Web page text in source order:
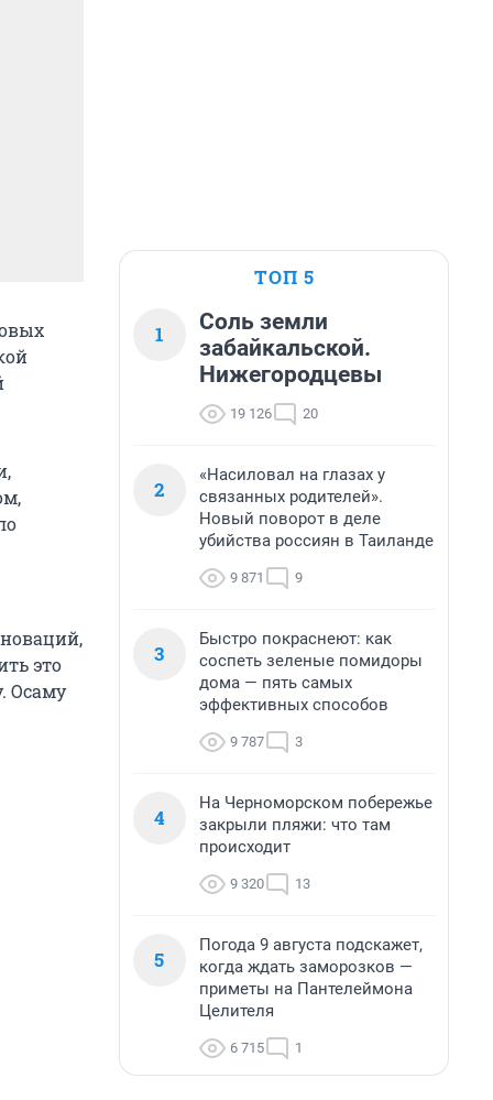
это
Осаму
ТОП 5
1
Соль земли
забайкальской.
Нижегородцевы
19 126 20
2
«Насиловал на глазах у
связанных родителей».
Новый поворот в деле
убийства россиян в Таиланде
9 871 9
3
Быстро покраснеют: как
соспеть зеленые помидоры
дома — пять самых
эффективных способов
9 787 3
4
На Черноморском побережье
закрыли пляжи: что там
происходит
9 320 13
5
Погода 9 августа подскажет,
когда ждать заморозков —
приметы на Пантелеймона
Целителя
6 715 1